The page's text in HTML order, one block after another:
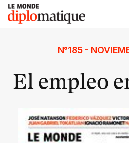
Skip
content
Le monde diplomatique
N°185 -
El empleo